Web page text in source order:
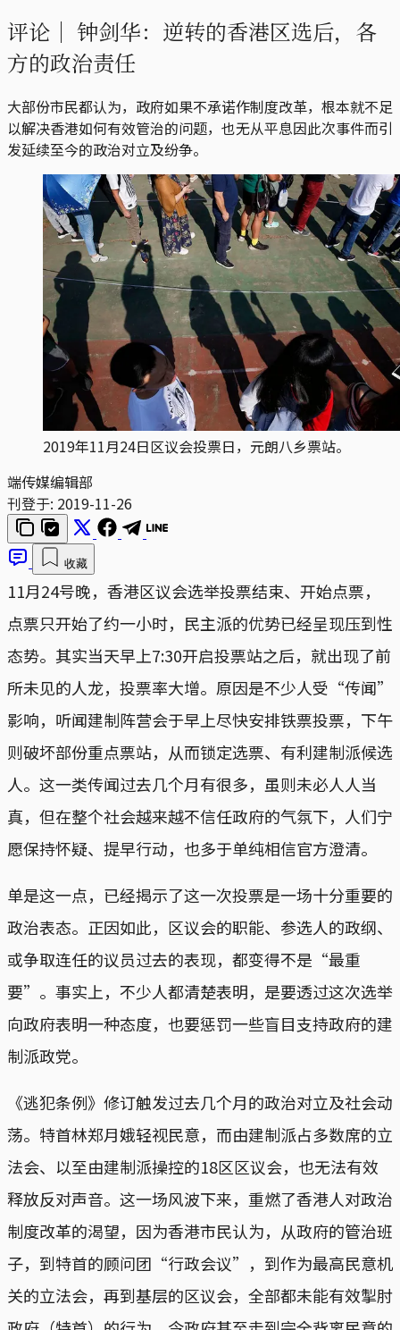
评论｜ 钟剑华：逆转的香港区选后，各
方的政治责任
大部份市民都认为，政府如果不承诺作制度改革，根本就不足
以解决香港如何有效管治的问题，也无从平息因此次事件而引
发延续至今的政治对立及纷争。
2019年11月24日区议会投票日，元朗八乡票站。
端传媒编辑部
刊登于: 2019-11-26
收藏
11月24号晚，香港区议会选举投票结束、开始点票，
点票只开始了约一小时，民主派的优势已经呈现压到性
态势。其实当天早上7:30开启投票站之后，就出现了前
所未见的人龙，投票率大增。原因是不少人受“传闻”
影响，听闻建制阵营会于早上尽快安排铁票投票，下午
则破坏部份重点票站，从而锁定选票、有利建制派候选
人。这一类传闻过去几个月有很多，虽则未必人人当
真，但在整个社会越来越不信任政府的气氛下，人们宁
愿保持怀疑、提早行动，也多于单纯相信官方澄清。
单是这一点，已经揭示了这一次投票是一场十分重要的
政治表态。正因如此，区议会的职能、参选人的政纲、
或争取连任的议员过去的表现，都变得不是“最重
要”。事实上，不少人都清楚表明，是要透过这次选举
向政府表明一种态度，也要惩罚一些盲目支持政府的建
制派政党。
《逃犯条例》修订触发过去几个月的政治对立及社会动
荡。特首林郑月娥轻视民意，而由建制派占多数席的立
法会、以至由建制派操控的18区区议会，也无法有效
释放反对声音。这一场风波下来，重燃了香港人对政治
制度改革的渴望，因为香港市民认为，从政府的管治班
子，到特首的顾问团“行政会议”，到作为最高民意机
关的立法会，再到基层的区议会，全部都未能有效掣肘